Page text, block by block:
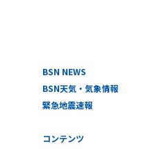
BSN NEWS
BSN天気・気象情報
緊急地震速報
コンテンツ